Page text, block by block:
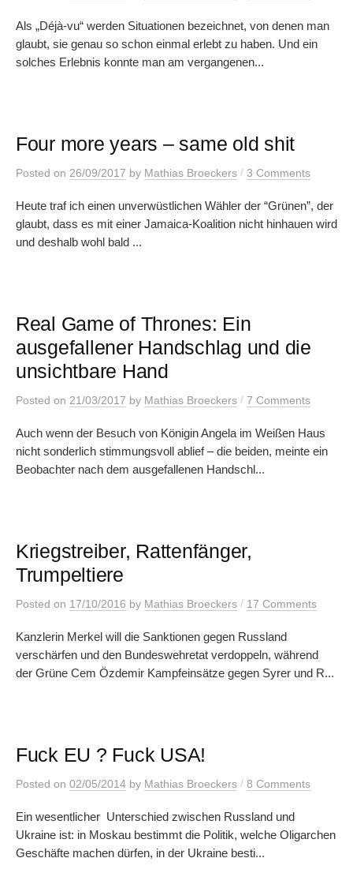
Als „Déjà-vu“ werden Situationen bezeichnet, von denen man
glaubt, sie genau so schon einmal erlebt zu haben. Und ein
solches Erlebnis konnte man am vergangenen...
Four more years – same old shit
Posted on 26/09/2017 by Mathias Broeckers / 3 Comments
Heute traf ich einen unverwüstlichen Wähler der “Grünen”, der
glaubt, dass es mit einer Jamaica-Koalition nicht hinhauen wird
und deshalb wohl bald ...
Real Game of Thrones: Ein
ausgefallener Handschlag und die
unsichtbare Hand
Posted on 21/03/2017 by Mathias Broeckers / 7 Comments
Auch wenn der Besuch von Königin Angela im Weißen Haus
nicht sonderlich stimmungsvoll ablief – die beiden, meinte ein
Beobachter nach dem ausgefallenen Handschl...
Kriegstreiber, Rattenfänger,
Trumpeltiere
Posted on 17/10/2016 by Mathias Broeckers / 17 Comments
Kanzlerin Merkel will die Sanktionen gegen Russland
verschärfen und den Bundeswehretat verdoppeln, während
der Grüne Cem Özdemir Kampfeinsätze gegen Syrer und R...
Fuck EU ? Fuck USA!
Posted on 02/05/2014 by Mathias Broeckers / 8 Comments
Ein wesentlicher Unterschied zwischen Russland und
Ukraine ist: in Moskau bestimmt die Politik, welche Oligarchen
Geschäfte machen dürfen, in der Ukraine besti...